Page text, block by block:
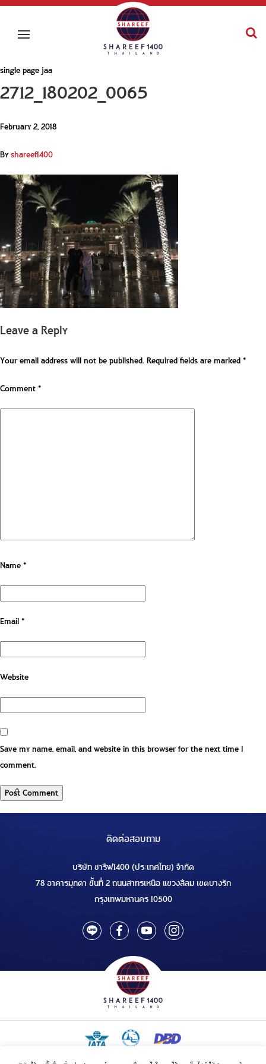
single page jaa
2712_180202_0065
February 2, 2018
Byshareef1400
Leave a Reply
Your email address will not be published.Required fields are marked*
Comment*
Name*
Email*
Website
Save my name, email, and website in this browser for the next time I
comment.
ติดต่อสอบถาม
บริษัท ชารีฟ1400 (ประเทศไทย) จำกัด
78 อาคารมุกดา ชั้นที่ 2 ถนนสาทรเหนือ แขวงสีลม เขตบางรัก
กรุงเทพมหานคร 10500